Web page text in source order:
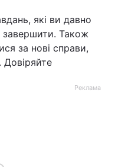
які ви давно
завершити. Також
за нові справи,
Довіряйте
Реклама